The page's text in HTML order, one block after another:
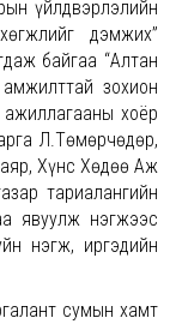
үйлдвэрлэлийн
дэмжих”
байгаа “Алтан
зохион
хоёр
Л.Төмөрчөдөр,
Хүнс Хөдөө Аж
тариалангийн
явуулж нэгжээс
нэгж, иргэдийн
сумын хамт